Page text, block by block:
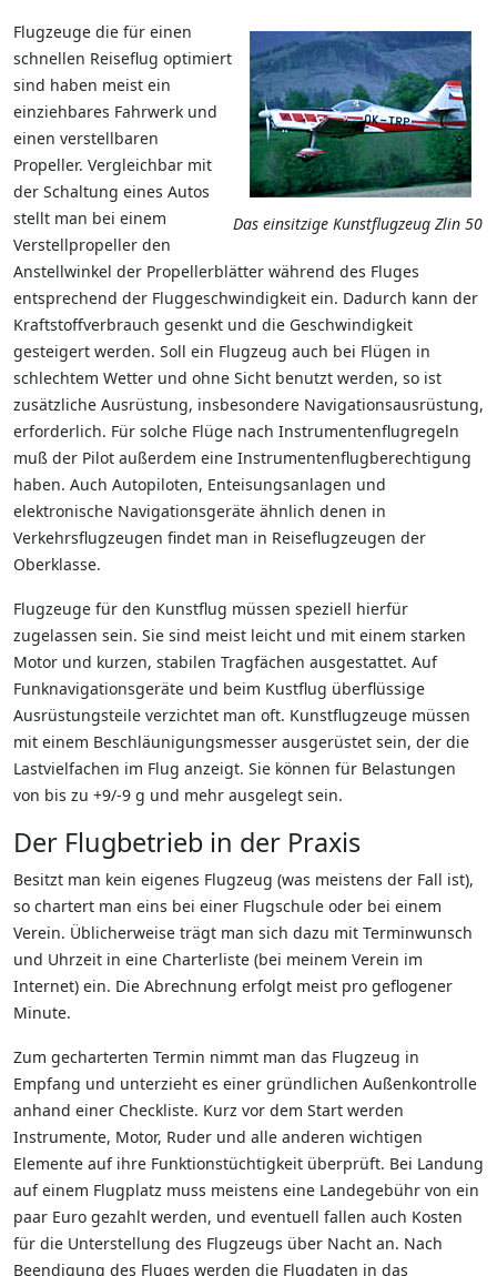
Das einsitzige Kunstflugzeug Zlin 50
Flugzeuge die für einen
schnellen Reiseflug optimiert
sind haben meist ein
einziehbares Fahrwerk und
einen verstellbaren
Propeller. Vergleichbar mit
der Schaltung eines Autos
stellt man bei einem
Verstellpropeller den
Anstellwinkel der Propellerblätter während des Fluges
entsprechend der Fluggeschwindigkeit ein. Dadurch kann der
Kraftstoffverbrauch gesenkt und die Geschwindigkeit
gesteigert werden. Soll ein Flugzeug auch bei Flügen in
schlechtem Wetter und ohne Sicht benutzt werden, so ist
zusätzliche Ausrüstung, insbesondere Navigationsausrüstung,
erforderlich. Für solche Flüge nach Instrumentenflugregeln
muß der Pilot außerdem eine Instrumentenflugberechtigung
haben. Auch Autopiloten, Enteisungsanlagen und
elektronische Navigationsgeräte ähnlich denen in
Verkehrsflugzeugen findet man in Reiseflugzeugen der
Oberklasse.
Flugzeuge für den Kunstflug müssen speziell hierfür
zugelassen sein. Sie sind meist leicht und mit einem starken
Motor und kurzen, stabilen Tragfächen ausgestattet. Auf
Funknavigationsgeräte und beim Kustflug überflüssige
Ausrüstungsteile verzichtet man oft. Kunstflugzeuge müssen
mit einem Beschläunigungsmesser ausgerüstet sein, der die
Lastvielfachen im Flug anzeigt. Sie können für Belastungen
von bis zu +9/-9 g und mehr ausgelegt sein.
Der Flugbetrieb in der Praxis
Besitzt man kein eigenes Flugzeug (was meistens der Fall ist),
so chartert man eins bei einer Flugschule oder bei einem
Verein. Üblicherweise trägt man sich dazu mit Terminwunsch
und Uhrzeit in eine Charterliste (bei meinem Verein im
Internet) ein. Die Abrechnung erfolgt meist pro geflogener
Minute.
Zum gecharterten Termin nimmt man das Flugzeug in
Empfang und unterzieht es einer gründlichen Außenkontrolle
anhand einer Checkliste. Kurz vor dem Start werden
Instrumente, Motor, Ruder und alle anderen wichtigen
Elemente auf ihre Funktionstüchtigkeit überprüft. Bei Landung
auf einem Flugplatz muss meistens eine Landegebühr von ein
paar Euro gezahlt werden, und eventuell fallen auch Kosten
für die Unterstellung des Flugzeugs über Nacht an. Nach
Beendigung des Fluges werden die Flugdaten in das